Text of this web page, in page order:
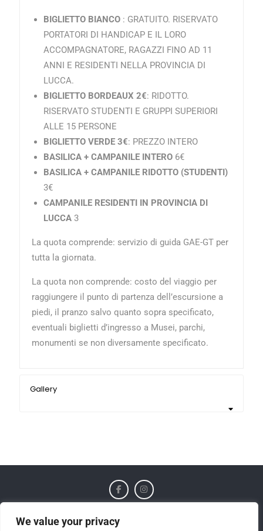
We value your privacy
BIGLIETTO BIANCO : GRATUITO. RISERVATO
PORTATORI DI HANDICAP E IL LORO
ACCOMPAGNATORE, RAGAZZI FINO AD 11
ANNI E RESIDENTI NELLA PROVINCIA DI
LUCCA.
BIGLIETTO BORDEAUX 2€: RIDOTTO.
RISERVATO STUDENTI E GRUPPI SUPERIORI
ALLE 15 PERSONE
BIGLIETTO VERDE 3€: PREZZO INTERO
BASILICA + CAMPANILE INTERO6€
BASILICA + CAMPANILE RIDOTTO (STUDENTI)
3€
CAMPANILE RESIDENTI IN PROVINCIA DI
LUCCA3
La quota comprende: servizio di guida GAE-GT per
tutta la giornata.
La quota non comprende: costo del viaggio per
raggiungere il punto di partenza dell’escursione a
piedi, il pranzo salvo quanto sopra specificato,
eventuali biglietti d’ingresso a Musei, parchi,
monumenti se non diversamente specificato.
Gallery
Home Trekking